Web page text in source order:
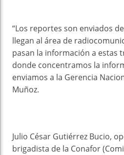
“Los reportes son enviados
llegan al área de
pasan la información a estas
donde concentramos la
enviamos a la Gerencia
Muñoz.
Julio César Gutiérrez Bucio,
brigadista de la Conafor